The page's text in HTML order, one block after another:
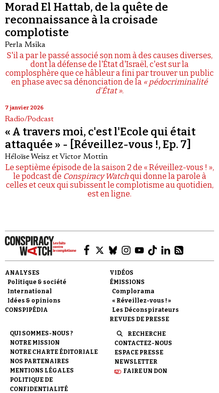
Morad El Hattab, de la quête de
reconnaissance à la croisade
complotiste
Perla Msika
S'il a par le passé associé son nom à des causes diverses,
dont la défense de l'État d'Israël, c'est sur la
complosphère que ce hâbleur a fini par trouver un public
en phase avec sa dénonciation de la « pédocriminalité
d'État ».
7 janvier 2026
Radio/Podcast
« A travers moi, c'est l'Ecole qui était
attaquée » - [Réveillez-vous !, Ep. 7]
Héloïse Weisz et Victor Mottin
Le septième épisode de la saison 2 de « Réveillez-vous ! »,
le podcast de Conspiracy Watchqui donne la parole à
celles et ceux qui subissent le complotisme au quotidien,
est en ligne.
ANALYSES
Politique & société
International
Idées & opinions
CONSPIPÉDIA
VIDÉOS
ÉMISSIONS
Complorama
« Réveillez-vous ! »
Les Déconspirateurs
REVUES DE PRESSE
QUI SOMMES-NOUS ?
NOTRE MISSION
NOTRE CHARTE ÉDITORIALE
NOS PARTENAIRES
MENTIONS LÉGALES
POLITIQUE DE
CONFIDENTIALITÉ
RECHERCHE
CONTACTEZ-NOUS
ESPACE PRESSE
NEWSLETTER
FAIRE UN DON